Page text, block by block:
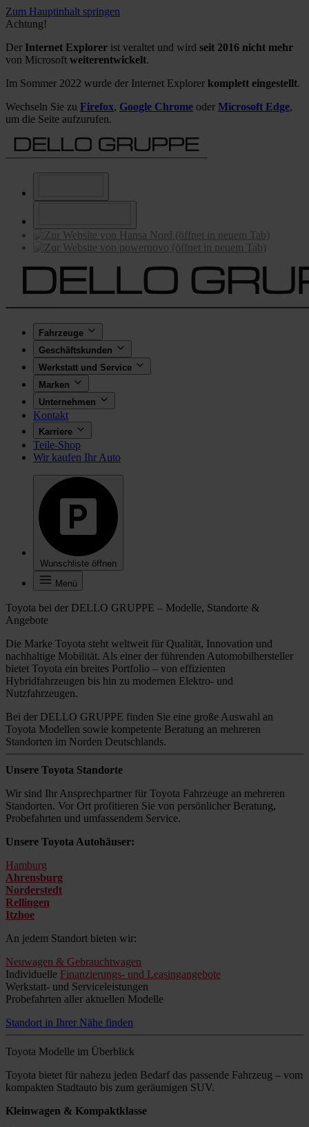
Zum Hauptinhalt springen
Achtung!
Der Internet Explorer ist veraltet und wird seit 2016 nicht mehr
von Microsoft weiterentwickelt.
Im Sommer 2022 wurde der Internet Explorer komplett eingestellt.
Wechseln Sie zu Firefox, Google Chrome oder Microsoft Edge,
um die Seite aufzurufen.
Fahrzeuge
Geschäftskunden
Werkstatt und Service
Marken
Unternehmen
Kontakt
Karriere
Teile-Shop
Wir kaufen Ihr Auto
Wunschliste öffnen
Menü
Toyota bei der DELLO GRUPPE – Modelle, Standorte &
Angebote
Die Marke Toyota steht weltweit für Qualität, Innovation und
nachhaltige Mobilität. Als einer der führenden Automobilhersteller
bietet Toyota ein breites Portfolio – von effizienten
Hybridfahrzeugen bis hin zu modernen Elektro- und
Nutzfahrzeugen.
Bei der DELLO GRUPPE finden Sie eine große Auswahl an
Toyota Modellen sowie kompetente Beratung an mehreren
Standorten im Norden Deutschlands.
Unsere Toyota Standorte
Wir sind Ihr Ansprechpartner für Toyota Fahrzeuge an mehreren
Standorten. Vor Ort profitieren Sie von persönlicher Beratung,
Probefahrten und umfassendem Service.
Unsere Toyota Autohäuser:
Hamburg
Ahrensburg
Norderstedt
Rellingen
Itzhoe
An jedem Standort bieten wir:
Neuwagen & Gebrauchtwagen
Individuelle Finanzierungs- und Leasingangebote
Werkstatt- und Serviceleistungen
Probefahrten aller aktuellen Modelle
Standort in Ihrer Nähe finden
Toyota Modelle im Überblick
Toyota bietet für nahezu jeden Bedarf das passende Fahrzeug – vom
kompakten Stadtauto bis zum geräumigen SUV.
Kleinwagen & Kompaktklasse